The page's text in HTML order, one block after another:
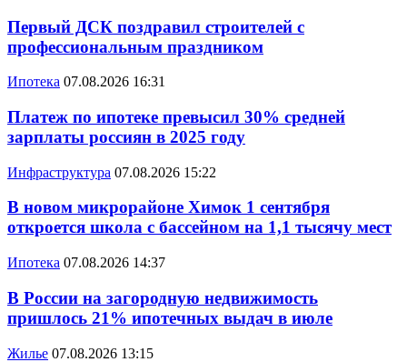
Первый ДСК поздравил строителей с
профессиональным праздником
Ипотека 07.08.2026 16:31
Платеж по ипотеке превысил 30% средней
зарплаты россиян в 2025 году
Инфраструктура 07.08.2026 15:22
В новом микрорайоне Химок 1 сентября
откроется школа с бассейном на 1,1 тысячу мест
Ипотека 07.08.2026 14:37
В России на загородную недвижимость
пришлось 21% ипотечных выдач в июле
Жилье 07.08.2026 13:15